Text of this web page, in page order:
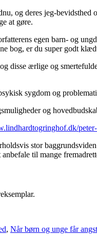
og deres jeg-bevidsthed
at gøre.
egen barn- og
bog, er du super godt
disse ærlige og
sygdom og
og
stor
til mange
, Når børn og unge får angst